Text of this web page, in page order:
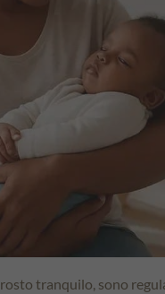
rosto tranquilo, sono